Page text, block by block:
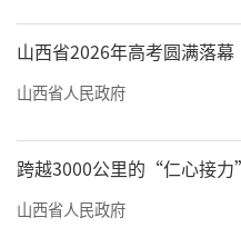
小时的游客停留时长
验”的乘数效应；皇
化艺术周”，将国粹
造沉浸式文化体验空
行、久安长治”活动
150余家文旅产业企业
山西省2026年高考圆满落幕
山西省人民政府
跨越3000公里的“仁心接力”
山西省人民政府